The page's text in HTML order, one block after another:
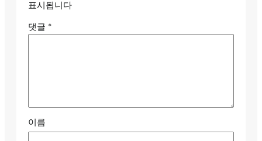
표시됩니다
댓글 *
이름